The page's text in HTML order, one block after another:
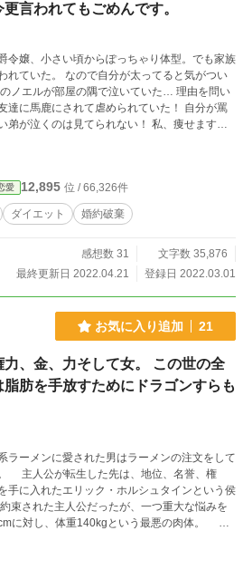
言われてもごめんです。
令嬢、小さい頃からぽっちゃり体型。でも家族
れていた。 なので自分が太ってると気がつい
馬鹿にされて虐められていた！ 自分が罵
のは見てられない！ 私、痩せます！
思い浮かんだ…
愛 12,895 位 / 66,326件
ダイエット 婚約破棄
感想数 31
文字数 35,876
最終更新日 2022.04.21
登録日 2022.03.01
お気に入り追加 21
、金、力そして女。 この世の全
肪を手放すためにドラゴンすらも
ーメンに愛された男はラーメンの注文をして
手に入れたエリック・ホルシュタインという侯
は神を注文を取りに来た
し、『全マシマシで』と頼んでしまったか